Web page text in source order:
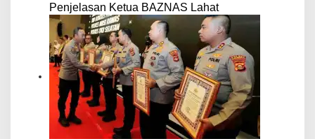
Penjelasan Ketua BAZNAS Lahat